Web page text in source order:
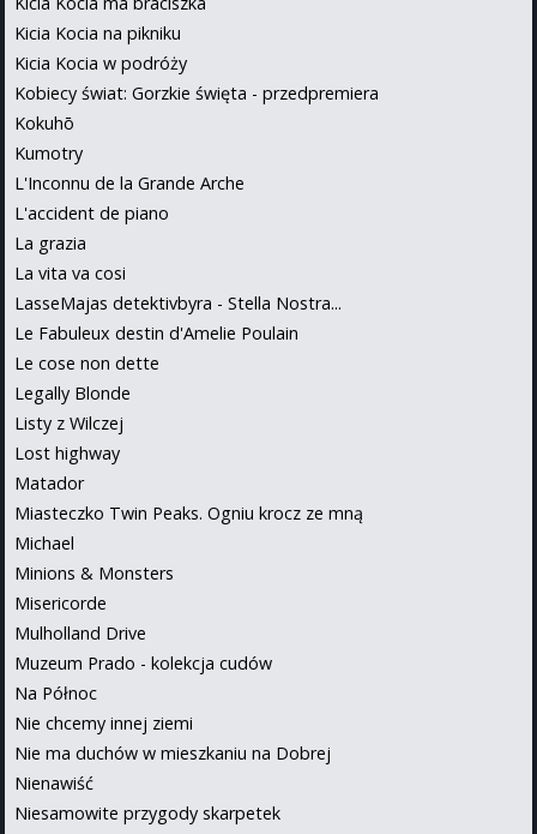
Kicia Kocia na pikniku
Kicia Kocia w podróży
Kobiecy świat: Gorzkie święta - przedpremiera
Kokuhō
Kumotry
L'Inconnu de la Grande Arche
L'accident de piano
La grazia
La vita va cosi
LasseMajas detektivbyra - Stella Nostra...
Le Fabuleux destin d'Amelie Poulain
Le cose non dette
Legally Blonde
Listy z Wilczej
Lost highway
Matador
Miasteczko Twin Peaks. Ogniu krocz ze mną
Michael
Minions & Monsters
Misericorde
Mulholland Drive
Muzeum Prado - kolekcja cudów
Na Północ
Nie chcemy innej ziemi
Nie ma duchów w mieszkaniu na Dobrej
Nienawiść
Niesamowite przygody skarpetek